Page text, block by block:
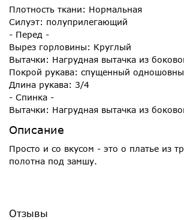
Плотность ткани: Нормальная
Силуэт: полуприлегающий
- Перед -
Вырез горловины: Круглый
Вытачки: Нагрудная вытачка из
Покрой рукава: спущенный
Длина рукава: 3/4
- Спинка -
Вытачки: Нагрудная вытачка из
Описание
Просто и со вкусом - это о платье из
полотна под замшу.
Отзывы